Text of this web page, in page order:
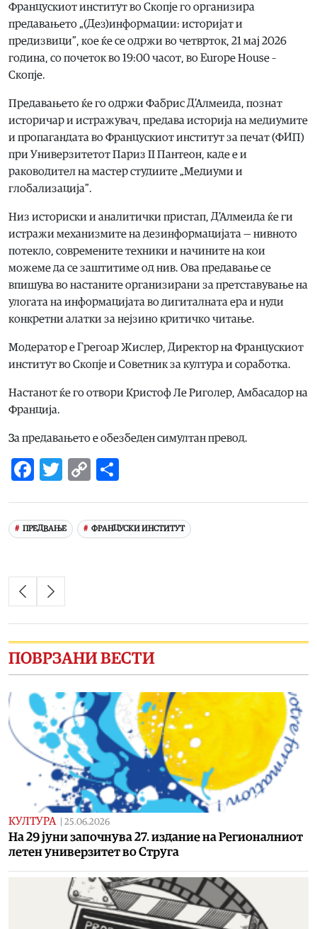
Францускиот институт во Скопје го организира
предавањето „(Дез)информации: историјат и
предизвици”, кое ќе се одржи во четврток, 21 мај 2026
година, со почеток во 19:00 часот, во Europe House –
Скопје.
Предавањето ќе го одржи Фабрис Д’Алмеида, познат
историчар и истражувач, предава историја на медиумите
и пропагандата во Францускиот институт за печат (ФИП)
при Универзитетот Париз II Пантеон, каде е и
раководител на мастер студиите „Медиуми и
глобализација”.
Низ историски и аналитички пристап, Д’Алмеида ќе ги
истражи механизмите на дезинформацијата — нивното
потекло, современите техники и начините на кои
можеме да се заштитиме од нив. Ова предавање се
впишува во настаните организирани за претставување на
улогата на информацијата во дигиталната ера и нуди
конкретни алатки за нејзино критичко читање.
Модератор е Грегоар Жислер, Директор на Францускиот
институт во Скопје и Советник за култура и соработка.
Настанот ќе го отвори Кристоф Ле Риголер, Амбасадор на
Франција.
За предавањето е обезбеден симултан превод.
Facebook
Twitter
Copy
ПРЕДВАЊЕ ФРАНЦУСКИ ИНСТИТУТ
ПОВРЗАНИ ВЕСТИ
КУЛТУРА | 25.06.2026
На 29 јуни започнува 27. издание на Регионалниот
летен универзитет во Струга